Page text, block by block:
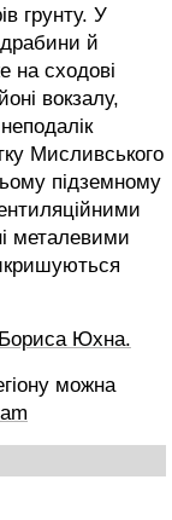
грунту. У
драбини й
на сходові
вокзалу,
Мисливського
підземному
металевими
Бориса Юхна.
можна